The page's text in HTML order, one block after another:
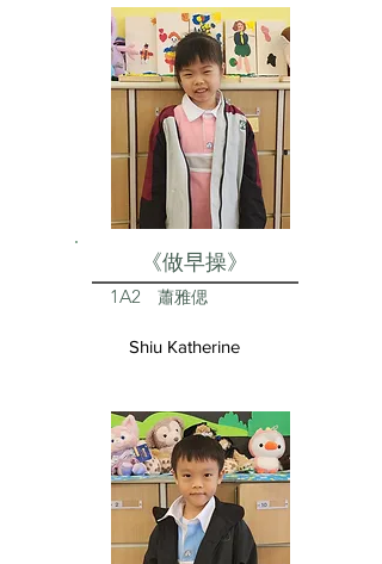
《做早操》
1A2 蕭雅偲
Shiu Katherine